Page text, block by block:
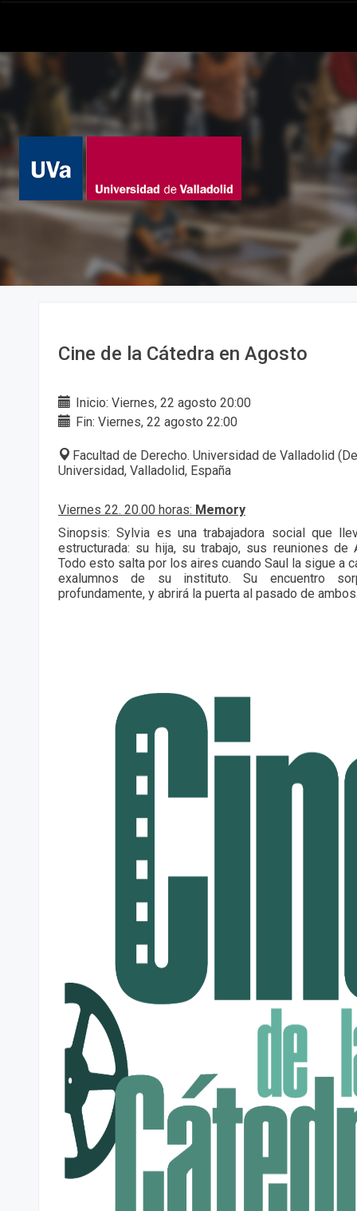
Cine de la Cátedra en Agosto
Inicio: Viernes, 22 agosto 20:00
Fin: Viernes, 22 agosto 22:00
Facultad de Derecho. Universidad de Valladolid
Universidad, Valladolid, España
Viernes 22. 20.00 horas: Memory
Sinopsis: Sylvia es una trabajadora social que
estructurada: su hija, su trabajo, sus reuniones de
Todo esto salta por los aires cuando Saul la sigue a
exalumnos de su instituto. Su encuentro
profundamente, y abrirá la puerta al pasado de